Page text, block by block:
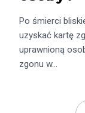
Po śmierci
uzyskać kartę
uprawnioną
zgonu w…